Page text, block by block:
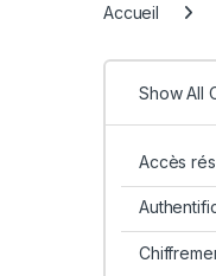
Accueil
Show All
Accès